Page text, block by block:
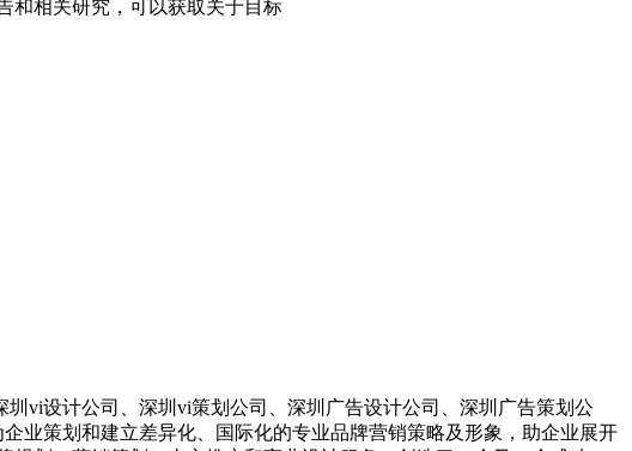
和相关研究，可以获取关于目标
圳 vi设计公司 深圳 vi策划 公司 深圳 广告设计公司 深圳 广告策划 公
业策划和建立差异化、国际化的专业品牌营销策略及形象，助企业展开